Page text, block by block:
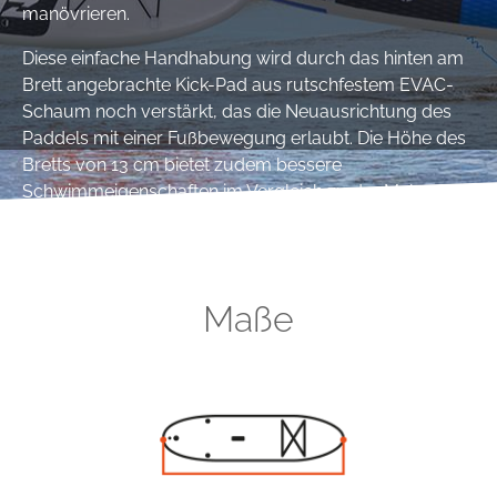
manövrieren.
Diese einfache Handhabung wird durch das hinten am
Brett angebrachte Kick-Pad aus rutschfestem EVAC-
Schaum noch verstärkt, das die Neuausrichtung des
Paddels mit einer Fußbewegung erlaubt. Die Höhe des
Bretts von 13 cm bietet zudem bessere
Schwimmeigenschaften im Vergleich zu der Mehrzahl
Blicke aller Designfans auf sich.
Maße